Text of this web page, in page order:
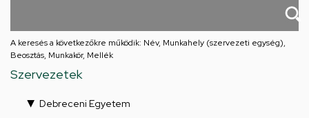
A keresés a következőkre működik: Név, Munkahely (szervezeti egység),
Beosztás, Munkakör, Mellék
Szervezetek
Debreceni Egyetem